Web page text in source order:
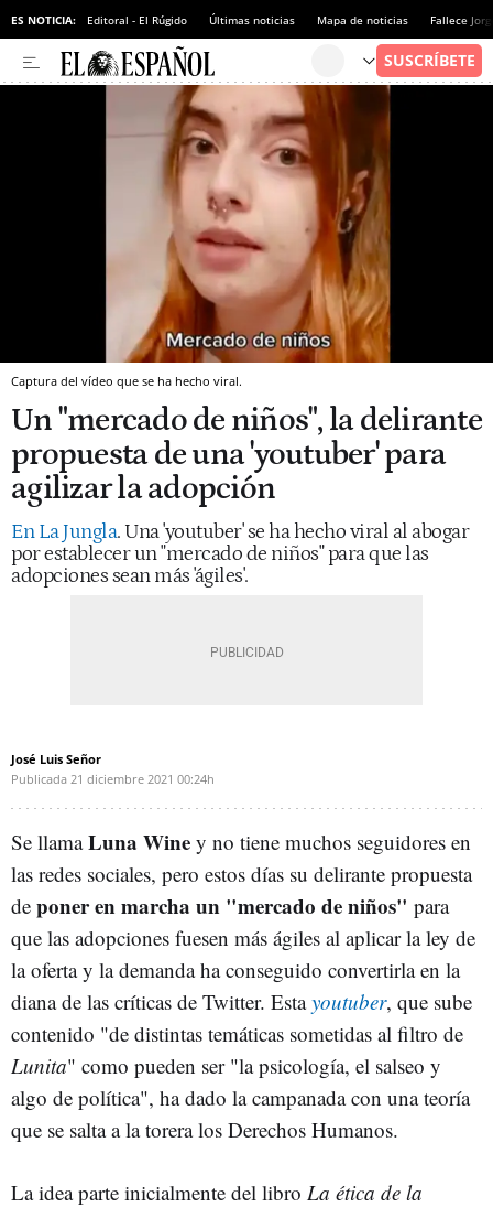
ES NOTICIA: Editoral - El Rúgido Últimas noticias Mapa de noticias Fallece
Captura del vídeo que se ha hecho viral.
Un "mercado de niños", la delirante
propuesta de una 'youtuber' para
agilizar la adopción
En La Jungla. Una 'youtuber' se ha hecho viral al abogar
por establecer un "mercado de niños" para que las
adopciones sean más 'ágiles'.
José Luis Señor
Publicada 21 diciembre 2021 00:24h
Se llamaLuna Wine y no tiene muchos seguidores en
las redes sociales, pero estos días su delirante propuesta
de poner en marcha un "mercado de niños" para
que las adopciones fuesen más ágiles al aplicar la ley de
la oferta y la demanda ha conseguido convertirla en la
diana de las críticas de Twitter. Estayoutuber, que sube
contenido "de distintas temáticas sometidas al filtro de
Lunita" como pueden ser "la psicología, el salseo y
algo de política", ha dado la campanada con una teoría
que se salta a la torera los Derechos Humanos.
La idea parte inicialmente del libro La ética de la